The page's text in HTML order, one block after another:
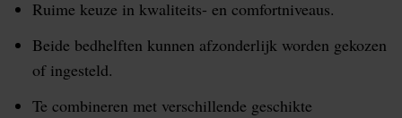
Ruime keuze in kwaliteits- en comfortniveaus.
Beide bedhelften kunnen afzonderlijk worden gekozen
of ingesteld.
Te combineren met verschillende geschikte